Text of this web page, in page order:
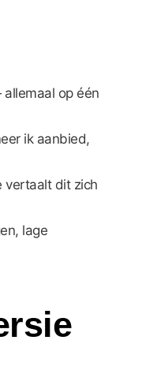
op één
ik aanbied,
vertaalt dit zich
lage